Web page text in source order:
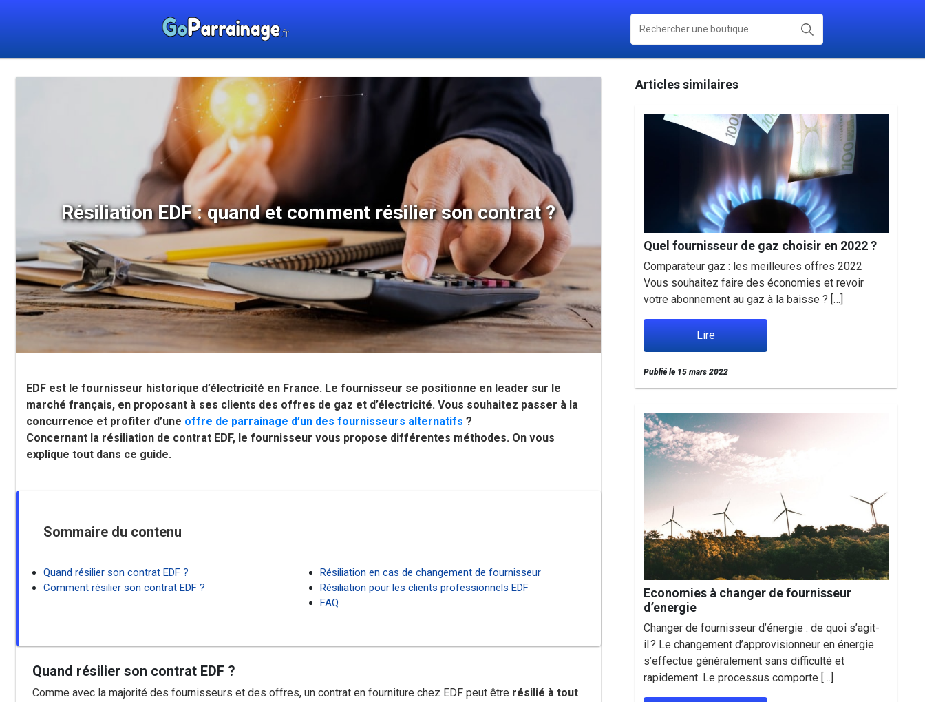
Résiliation EDF : quand et comment résilier son contrat ?
EDF est le fournisseur historique d’électricité en France. Le fournisseur se positionne en leader sur le
marché français, en proposant à ses clients des offres de gaz et d’électricité. Vous souhaitez passer à la
concurrence et profiter d’une offre de parrainage d’un des fournisseurs alternatifs ?
Concernant la résiliation de contrat EDF, le fournisseur vous propose différentes méthodes. On vous
explique tout dans ce guide.
Sommaire du contenu
Quand résilier son contrat EDF ?
Comment résilier son contrat EDF ?
Résiliation en cas de changement de fournisseur
Résiliation pour les clients professionnels EDF
FAQ
Quand résilier son contrat EDF ?
Comme avec la majorité des fournisseurs et des offres, un contrat en fourniture chez EDF peut être résilié à tout
Articles similaires
Quel fournisseur de gaz choisir en 2022 ?
Comparateur gaz : les meilleures offres 2022
Vous souhaitez faire des économies et revoir
votre abonnement au gaz à la baisse ? […]
Lire
Publié le 15 mars 2022
Economies à changer de fournisseur
d’energie
Changer de fournisseur d’énergie : de quoi s’agit-
il ? Le changement d’approvisionneur en énergie
s’effectue généralement sans difficulté et
rapidement. Le processus comporte […]